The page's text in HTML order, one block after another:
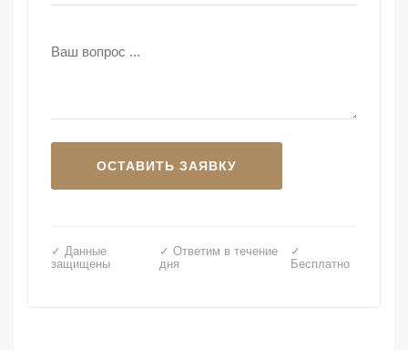
✓ Данные
защищены
✓ Ответим в течение
дня
✓
Бесплатно